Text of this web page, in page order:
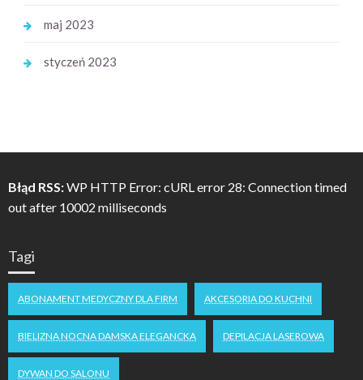
maj 2023
styczeń 2023
Błąd RSS:WP HTTP Error: cURL error 28: Connection timed
out after 10002 milliseconds
Tagi
ABONAMENT MEDYCZNY DLA FIRM AKCESORIA DO KUCHNI
BIELIZNA NOCNA DAMSKA ELEGANCKA DEPILACJA LASEROWA
DYWAN DO SALONU